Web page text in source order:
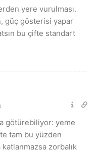
yere vurulması.
güç gösterisi yapar
bu çifte standart
götürebiliyor: yeme
tam bu yüzden
katlanmazsa zorbalık